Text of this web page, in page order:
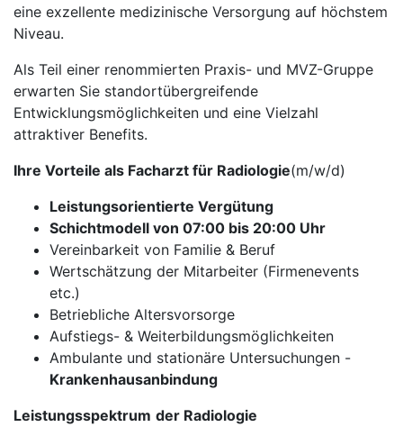
eine exzellente medizinische Versorgung auf höchstem
Niveau.
Als Teil einer renommierten Praxis- und MVZ-Gruppe
erwarten Sie standortübergreifende
Entwicklungsmöglichkeiten und eine Vielzahl
attraktiver Benefits.
Ihre Vorteile als Facharzt für Radiologie(m/w/d)
Leistungsorientierte Vergütung
Schichtmodell von 07:00 bis 20:00 Uhr
Vereinbarkeit von Familie & Beruf
Wertschätzung der Mitarbeiter (Firmenevents
etc.)
Betriebliche Altersvorsorge
Aufstiegs- & Weiterbildungsmöglichkeiten
Ambulante und stationäre Untersuchungen -
Krankenhausanbindung
Leistungsspektrum der Radiologie